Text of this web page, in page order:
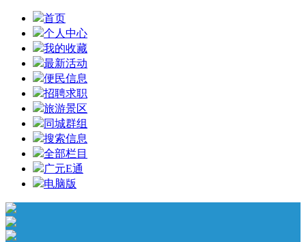
首页
个人中心
我的收藏
最新活动
便民信息
招聘求职
旅游景区
同城群组
搜索信息
全部栏目
广元E通
电脑版